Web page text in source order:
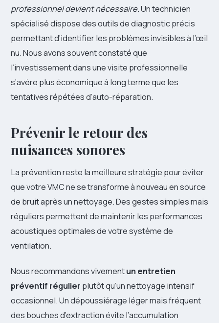
professionnel devient nécessaire. Un technicien
spécialisé dispose des outils de diagnostic précis
permettant d’identifier les problèmes invisibles à l’œil
nu. Nous avons souvent constaté que
l’investissement dans une visite professionnelle
s’avère plus économique à long terme que les
tentatives répétées d’auto-réparation.
Prévenir le retour des
nuisances sonores
La prévention reste la meilleure stratégie pour éviter
que votre VMC ne se transforme à nouveau en source
de bruit après un nettoyage. Des gestes simples mais
réguliers permettent de maintenir les performances
acoustiques optimales de votre système de
ventilation.
Nous recommandons vivementun entretien
préventif régulier plutôt qu’un nettoyage intensif
occasionnel. Un dépoussiérage léger mais fréquent
des bouches d’extraction évite l’accumulation